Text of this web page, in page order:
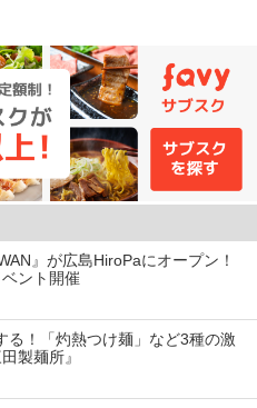
』が広島HiroPaにオープン！
ント開催
る！「灼熱つけ麺」など3種の激
製麺所』